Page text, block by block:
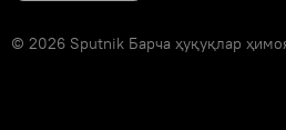
© 2026 Sputnik Барча ҳуқуқлар